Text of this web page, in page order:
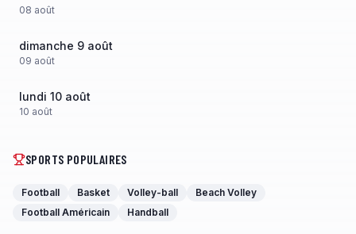
08 août
dimanche 9 août
09 août
lundi 10 août
10 août
SPORTS POPULAIRES
Football Basket Volley-ball
Beach Volley
Football Américain
Handball